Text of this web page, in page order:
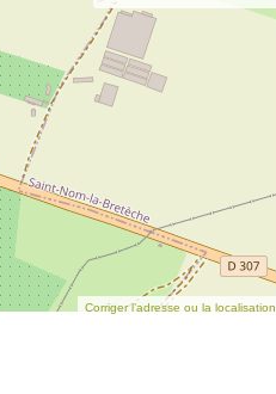
Corriger l’adresse ou la localisation